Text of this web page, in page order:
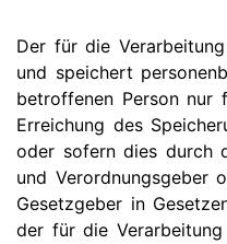
Der für die
und speichert
betroffenen Person nur
Erreichung des
oder sofern dies durch
und Verordnungsgeber
Gesetzgeber in
der für die